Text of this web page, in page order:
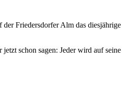
Friedersdorfer Alm das diesjährige
schon sagen: Jeder wird auf seine